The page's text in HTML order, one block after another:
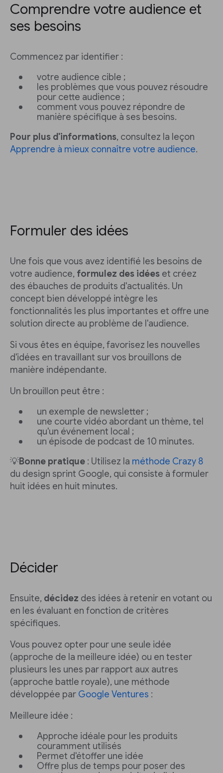
Comprendre votre audience et
ses besoins
Commencez par identifier :
votre audience cible ;
les problèmes que vous pouvez résoudre
pour cette audience ;
comment vous pouvez répondre de
manière spécifique à ses besoins.
Pour plus d'informations, consultez la leçon
Apprendre à mieux connaître votre audience.
Formuler des idées
Une fois que vous avez identifié les besoins de
votre audience, formulez des idées et créez
des ébauches de produits d'actualités. Un
concept bien développé intègre les
fonctionnalités les plus importantes et offre une
solution directe au problème de l'audience.
Si vous êtes en équipe, favorisez les nouvelles
d'idées en travaillant sur vos brouillons de
manière indépendante.
Un brouillon peut être :
un exemple de newsletter ;
une courte vidéo abordant un thème, tel
qu'un événement local ;
un épisode de podcast de 10 minutes.
💡Bonne pratique : Utilisez la méthode Crazy 8
du design sprint Google, qui consiste à formuler
huit idées en huit minutes.
Décider
Ensuite, décidez des idées à retenir en votant ou
en les évaluant en fonction de critères
spécifiques.
Vous pouvez opter pour une seule idée
(approche de la meilleure idée) ou en tester
plusieurs les unes par rapport aux autres
(approche battle royale), une méthode
développée par Google Ventures :
Meilleure idée :
Approche idéale pour les produits
couramment utilisés
Permet d'étoffer une idée
Offre plus de temps pour poser des